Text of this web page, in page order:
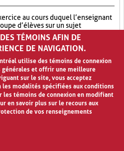
au cours duquel l’enseignant
d’élèves sur un sujet
des propositions ou
utile dans le contexte.
Premièrement, l’enseignant
le sujet étudié en veillant à créer
un point de départ à la discussion
élèves répondent à cette question
Cette formule
aux élèves, d’une part, de
pour faire valoir leurs idées
grâce aux interventions
TÉMOINS AFIN DE
DE NAVIGATION.
utilise des témoins de connexion
et offrir une meilleure
sur le site, vous acceptez
modalités spécifiées aux conditions
les témoins de connexion en modifiant
en savoir plus sur le recours aux
de vos renseignements